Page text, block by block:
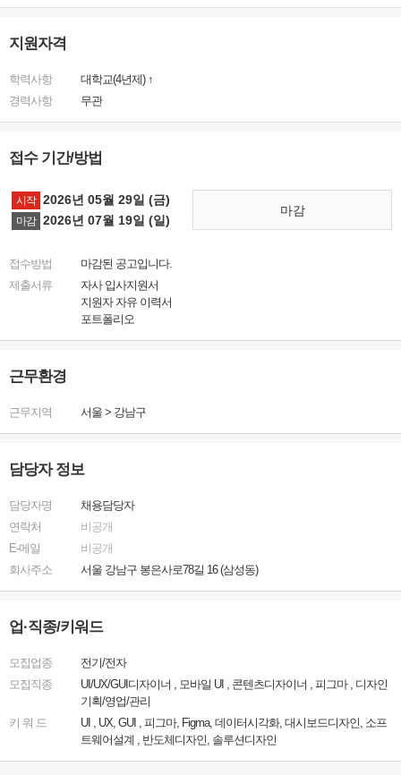
지원자격
학력사항
대학교(4년제) ↑
경력사항
무관
접수 기간/방법
시작 2026년 05월 29일 (금)
마감 2026년 07월 19일 (일)
마감
접수방법
마감된 공고입니다.
제출서류
자사 입사지원서
지원자 자유 이력서
포트폴리오
근무환경
근무지역 서울 > 강남구
담당자 정보
담당자명
채용담당자
연락처
비공개
E-메일
비공개
회사주소
서울 강남구 봉은사로78길 16 (삼성동)
업·직종/키워드
모집업종
전기/전자
모집직종
UI/UX/GUI디자이너 , 모바일 UI , 콘텐츠디자이너 , 피그마 , 디자인
기획/영업/관리
키 워 드
UI , UX, GUI , 피그마, Figma, 데이터시각화, 대시보드디자인, 소프
트웨어설계 , 반도체디자인, 솔루션디자인